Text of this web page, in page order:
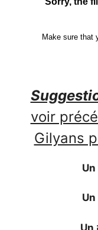
voir
Gilyans